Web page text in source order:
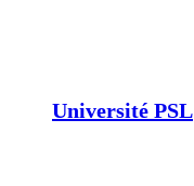
Université PSL